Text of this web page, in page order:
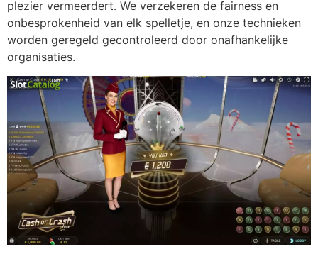
plezier vermeerdert. We verzekeren de fairness en
onbesprokenheid van elk spelletje, en onze technieken
worden geregeld gecontroleerd door onafhankelijke
organisaties.